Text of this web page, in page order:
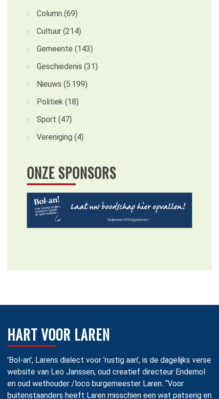
Column (69)
Cultuur (214)
Gemeente (143)
Geschiedenis (31)
Nieuws (5.199)
Politiek (18)
Sport (47)
Vereniging (4)
ONZE SPONSORS
HART VOOR LAREN
'Bol-an', Larens dialect voor ‘rustig aan’, is de dagelijks verse
website van Leo Janssen, oud creatief directeur Endemol
en oud wethouder /loco burgemeester Laren. “Voor
buitenstaanders heeft Laren misschien een wat patserig en